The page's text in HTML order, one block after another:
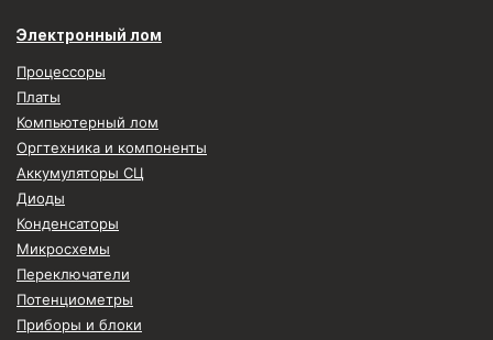
Электронный лом
Процессоры
Платы
Компьютерный лом
Оргтехника и компоненты
Аккумуляторы СЦ
Диоды
Конденсаторы
Микросхемы
Переключатели
Потенциометры
Приборы и блоки